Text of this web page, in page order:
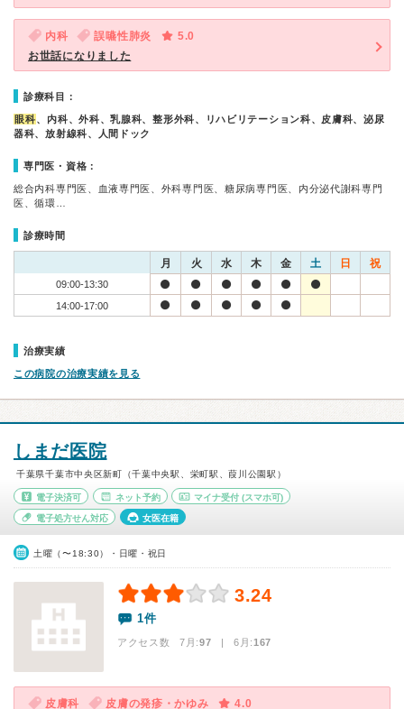
内科 誤嚥性肺炎
5.0
お世話になりました
診療科目：
眼科、内科、外科、乳腺科、整形外科、リハビリテーション科、皮膚科、泌尿
器科、放射線科、人間ドック
専門医・資格：
総合内科専門医、血液専門医、外科専門医、糖尿病専門医、内分泌代謝科専門
医、循環…
診療時間
月 火 水 木 金 土 日 祝
09:00-13:30
14:00-17:00
治療実績
この病院の治療実績を見る
しまだ医院
千葉県千葉市中央区新町（千葉中央駅、栄町駅、葭川公園駅）
電子決済可 ネット予約 マイナ受付 (スマホ可)
電子処方せん対応 女医在籍
土曜（〜18:30）・日曜・祝日
3.24
1件
アクセス数 7月:97 | 6月:167
皮膚科 皮膚の発疹・かゆみ 4.0